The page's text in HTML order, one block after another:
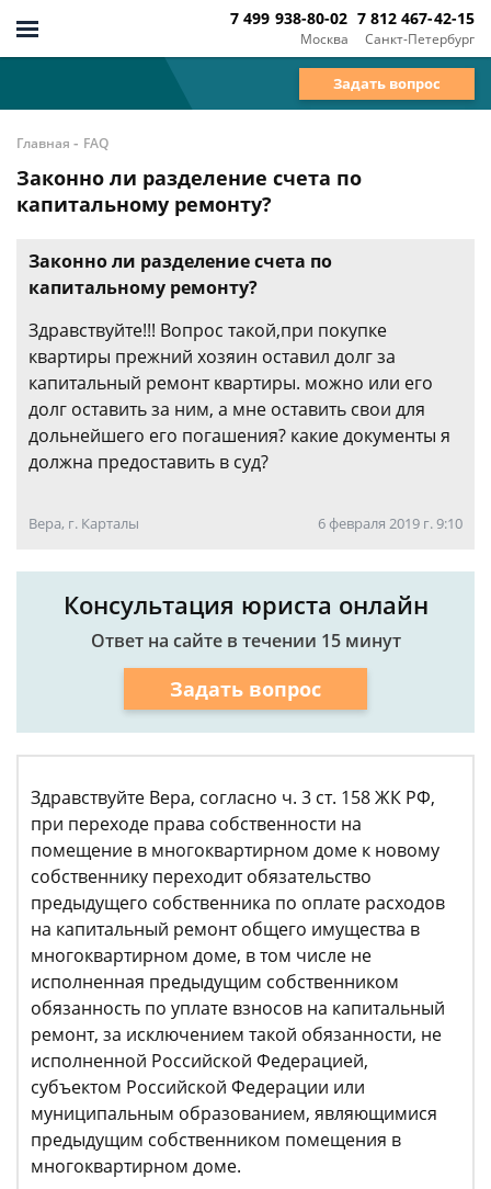
Москва
7 499 938-80-02
Санкт-Петербург
7 812 467-42-15
Задать вопрос
Главная - FAQ
Законно ли разделение счета по
капитальному ремонту?
Законно ли разделение счета по
капитальному ремонту?
Здравствуйте!!! Вопрос такой,при покупке
квартиры прежний хозяин оставил долг за
капитальный ремонт квартиры. можно или его
долг оставить за ним, а мне оставить свои для
дольнейшего его погашения? какие документы я
должна предоставить в суд?
Вера, г. Карталы 6 февраля 2019 г. 9:10
Консультация юриста онлайн
Ответ на сайте в течении 15 минут
Задать вопрос
Здравствуйте Вера, согласно ч. 3 ст. 158 ЖК РФ,
при переходе права собственности на
помещение в многоквартирном доме к новому
собственнику переходит обязательство
предыдущего собственника по оплате расходов
на капитальный ремонт общего имущества в
многоквартирном доме, в том числе не
исполненная предыдущим собственником
обязанность по уплате взносов на капитальный
ремонт, за исключением такой обязанности, не
исполненной Российской Федерацией,
субъектом Российской Федерации или
муниципальным образованием, являющимися
предыдущим собственником помещения в
многоквартирном доме.